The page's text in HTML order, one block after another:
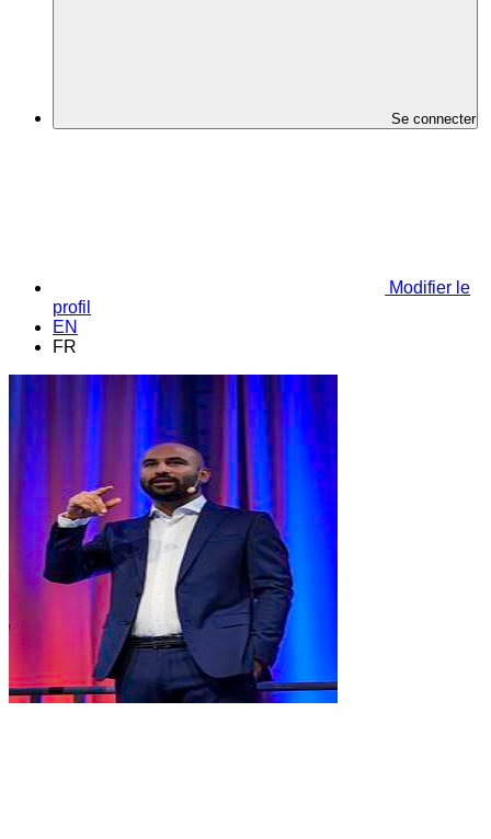
Se connecter
Modifier le
profil
EN
FR